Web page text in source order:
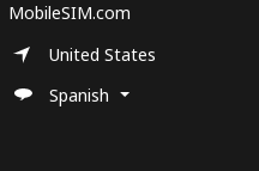
MobileSIM.com
United States
Spanish